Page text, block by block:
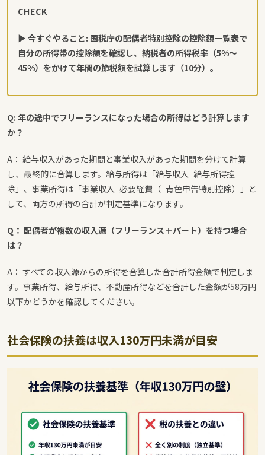
CHECK
▶ 今すぐやること: 国税庁の配偶者特別控除の控除額一覧表で
自分の所得帯の控除額を確認し、納税者の所得税率（5%〜
45%）をかけて年間の節税額を試算します（10分）。
Q: 年の途中でフリーランスになった場合の所得はどう計算します
か？
A： 給与収入があった期間と事業収入があった期間を分けて計算
し、最終的に合算します。給与所得は「給与収入−給与所得控
除」、事業所得は「事業収入−必要経費（−青色申告特別控除）」と
して、両方の所得の合計が判定基準になります。
Q： 配偶者が複数の収入源（フリーランス＋パート）を持つ場合
は？
A： すべての収入源からの所得を合算した合計所得金額で判定しま
す。事業所得、給与所得、不動産所得などを合計した金額が58万円
以下かどうかを確認してください。
社会保険の扶養は収入130万円未満が目安